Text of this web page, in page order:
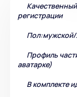
Качественный
регистрации
Пол:мужской/
Профиль
аватарке)
В комплекте